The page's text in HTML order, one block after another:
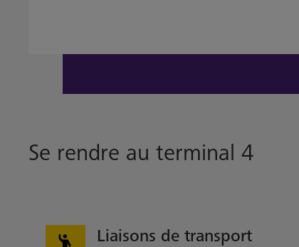
Se rendre au terminal 4
Liaisons de transport